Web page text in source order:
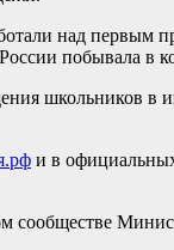
над
побывала в
школьников в
и в